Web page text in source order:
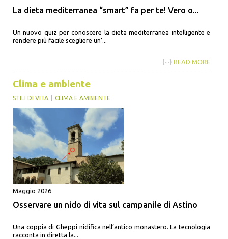
La dieta mediterranea “smart” fa per te! Vero o...
Un nuovo quiz per conoscere la dieta mediterranea intelligente e
rendere più facile scegliere un’...
{···} READ MORE
Clima e ambiente
STILI DI VITA CLIMA E AMBIENTE
Maggio 2026
Osservare un nido di vita sul campanile di Astino
Una coppia di Gheppi nidifica nell’antico monastero. La tecnologia
racconta in diretta la...